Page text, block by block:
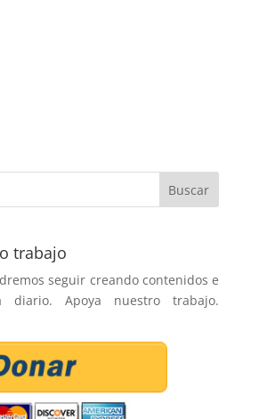
trabajo
seguir creando contenidos e
diario. Apoya nuestro trabajo.